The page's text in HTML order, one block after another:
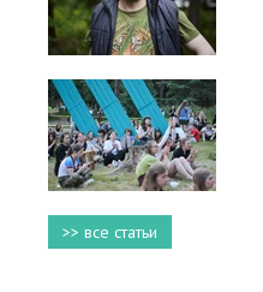
>> все статьи